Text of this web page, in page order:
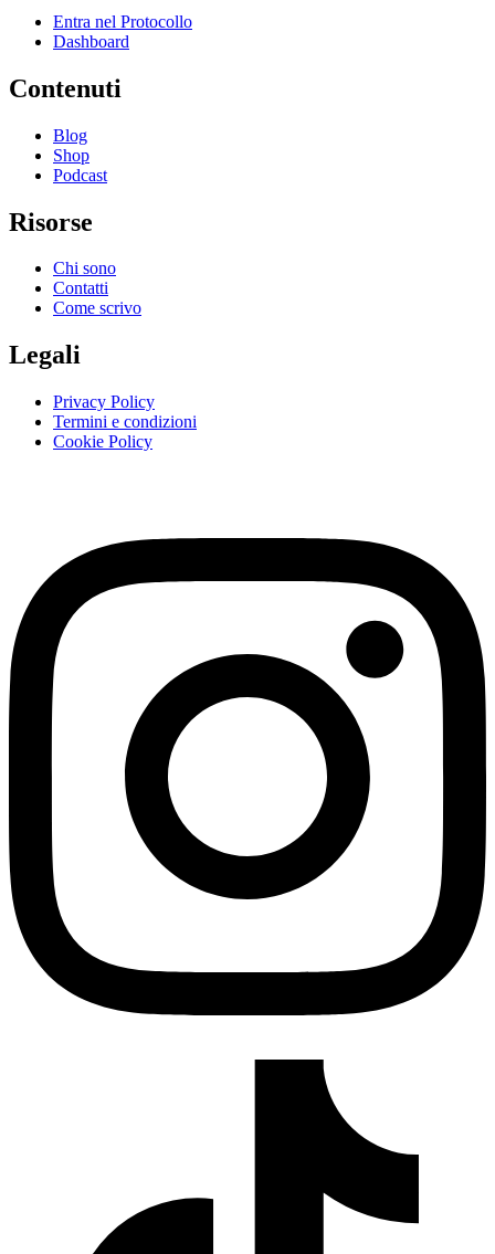
Entra nel Protocollo
Dashboard
Contenuti
Blog
Shop
Podcast
Risorse
Chi sono
Contatti
Come scrivo
Legali
Privacy Policy
Termini e condizioni
Cookie Policy